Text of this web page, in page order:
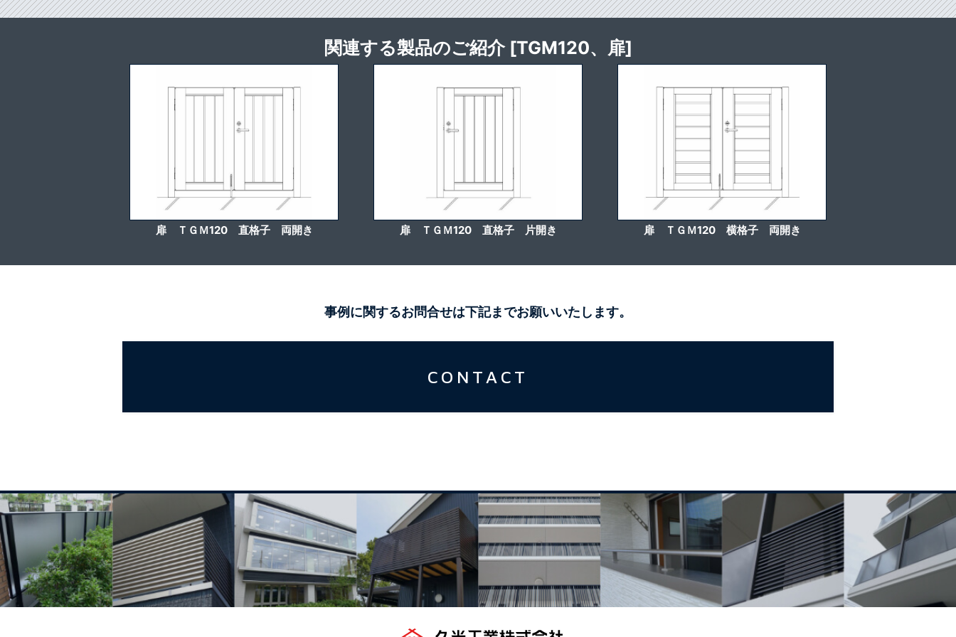
関連する製品のご紹介 [TGM120、扉]
扉 ＴＧＭ120 直格子 両開き 扉 ＴＧＭ120 直格子 片開き 扉 ＴＧＭ120 横格子 両開き
事例に関するお問合せは下記までお願いいたします。
CONTACT